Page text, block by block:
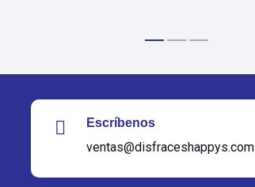
Escríbenos
ventas@disfraceshappys.com